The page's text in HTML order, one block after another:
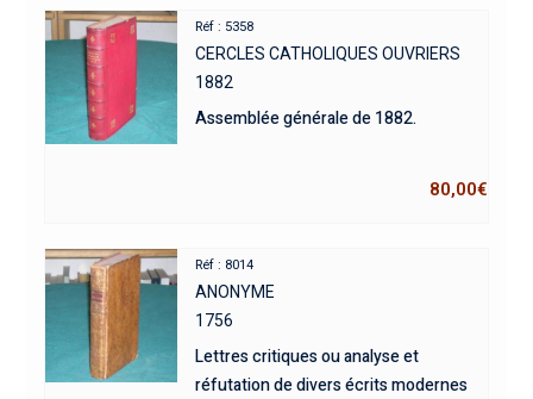
Réf : 5358
CERCLES CATHOLIQUES OUVRIERS
1882
Assemblée générale de 1882.
80,00€
Réf : 8014
ANONYME
1756
Lettres critiques ou analyse et
réfutation de divers écrits modernes